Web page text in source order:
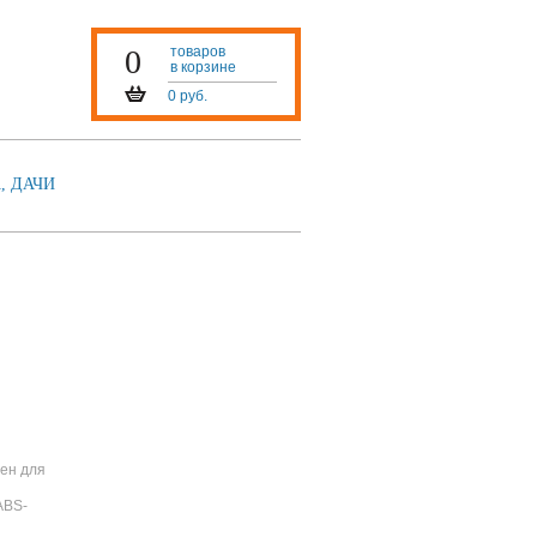
0
товаров
в корзине
0 руб.
ДАЧИ
для